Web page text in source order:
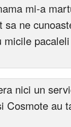
mi-a
ne
pacaleli
nici un
Cosmote au